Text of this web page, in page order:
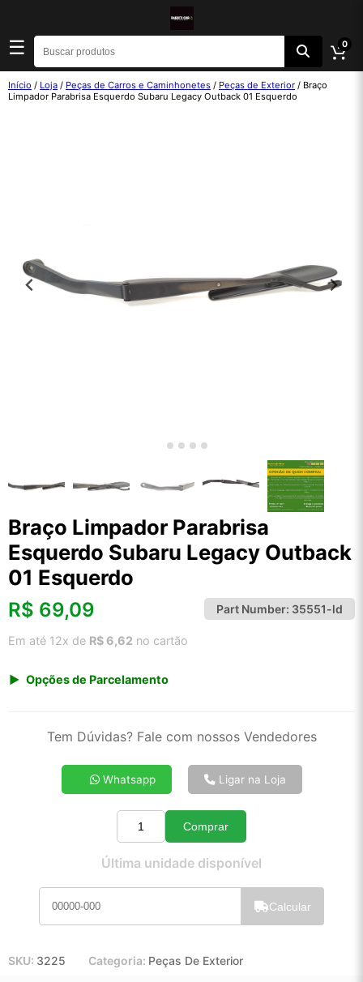
☰ 0
Início / Loja / Peças de Carros e Caminhonetes / Peças de Exterior / Braço
Limpador Parabrisa Esquerdo Subaru Legacy Outback 01 Esquerdo
Braço Limpador Parabrisa
Esquerdo Subaru Legacy Outback
01 Esquerdo
R$ 69,09 Part Number: 35551-ld
Em até 12x de R$ 6,62 no cartão
Opções de Parcelamento
2x de R$ 37,03
4x de R$ 18,78
5x de R$ 15,13
10x de R$ 7,83
11x de R$ 7,19
Tem Dúvidas? Fale com nossos Vendedores
Whatsapp Ligar na Loja
Quantidade
Comprar
Última unidade disponível
Calcular
SKU: 3225 Categoria: Peças De Exterior